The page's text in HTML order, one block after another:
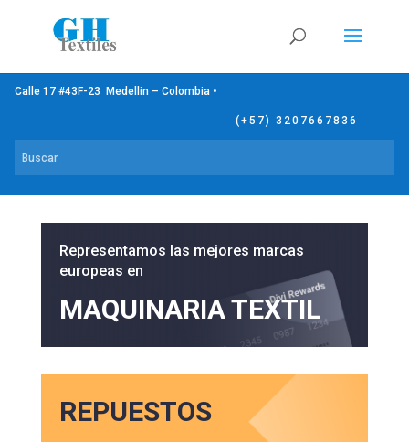
Calle 17 #43F-23 Medellin – Colombia •
(+57) 3207667836
Representamos las mejores marcas
europeas en
MAQUINARIA TEXTIL
REPUESTOS